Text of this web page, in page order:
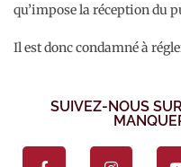
qu’impose la réception du
Il est donc condamné à
SUIVEZ-NOUS